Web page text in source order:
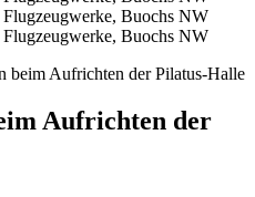
beim Aufrichten der Pilatus-Halle
Aufrichten der